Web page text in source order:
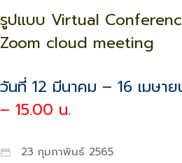
รูปแบบ Virtual
Zoom cloud meeting
วันที่ 12 มีนาคม – 16 เมษา
– 15.00 น.
23 กุมภาพันธ์ 2565